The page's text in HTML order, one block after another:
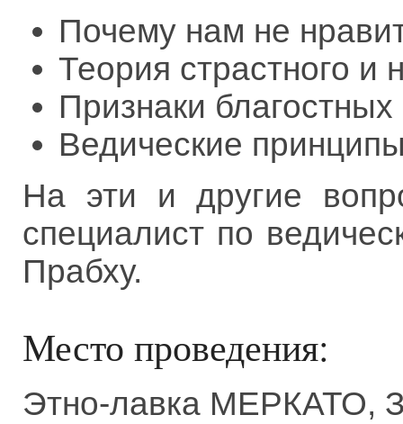
Почему нам не
Теория страстного и
Признаки благостных
Ведические
На эти и другие
специалист по
Прабху.
Место проведения:
Этно-лавка МЕРКАТО,